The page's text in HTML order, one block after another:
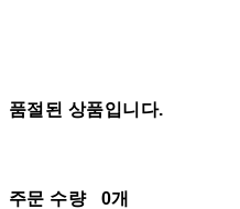
품절된 상품입니다.
주문 수량
0개